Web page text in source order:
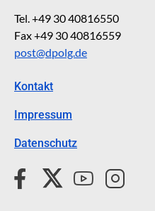
Tel. +49 30 40816550
Fax +49 30 40816559
post@dpolg.de
Kontakt
Impressum
Datenschutz